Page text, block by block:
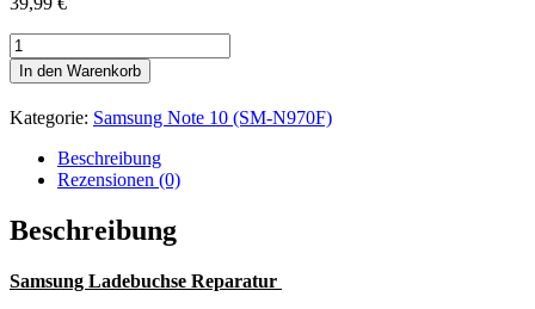
Samsung
NOTE
10
USB
Ladebuchse
Connector
Reparatur
Menge
In den Warenkorb
Kategorie: Samsung Note 10 (SM-N970F)
Beschreibung
Rezensionen (0)
Beschreibung
Samsung Ladebuchse Reparatur